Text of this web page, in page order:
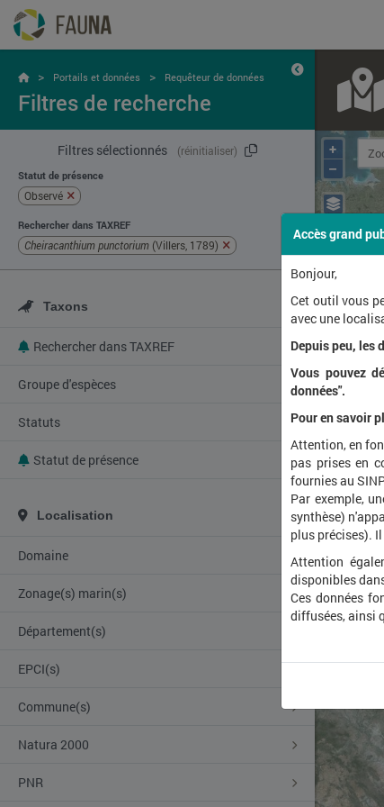
> Portails et données > Requêteur de données
Filtres de recherche
Filtres sélectionnés (réinitialiser)
Statut de présence
Observé
Rechercher dans TAXREF
Cheiracanthium punctorium (Villers, 1789)
Taxons
Rechercher dans TAXREF
Groupe d'espèces
Statuts
Statut de présence
Localisation
Domaine
Zonage(s) marin(s)
Département(s)
EPCI(s)
Commune(s)
Natura 2000
PNR
+
–
Accès grand
Bonjour,
Cet outil vous
avec une
Depuis peu, les
Vous pouvez
données".
Pour en savoir
Attention, en
pas prises en
fournies au
Par exemple,
synthèse)
plus précises).
Attention
disponibles
Ces données
diffusées, ainsi